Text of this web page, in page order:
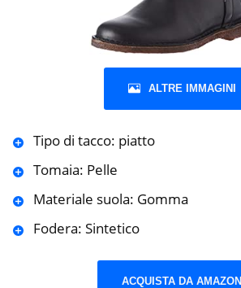
ALTRE IMMAGINI
Tipo di tacco: piatto
Tomaia: Pelle
Materiale suola: Gomma
Fodera: Sintetico
ACQUISTA DA AMAZON